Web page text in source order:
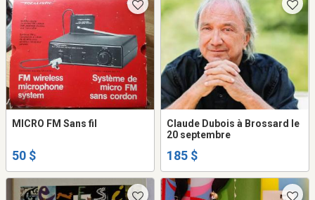
MICRO FM Sans fil
50 $
Claude Dubois à Brossard le
20 septembre
185 $